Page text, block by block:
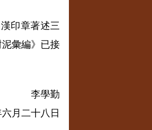
印章著述三
彙編》已接
李學勤
月二十八日